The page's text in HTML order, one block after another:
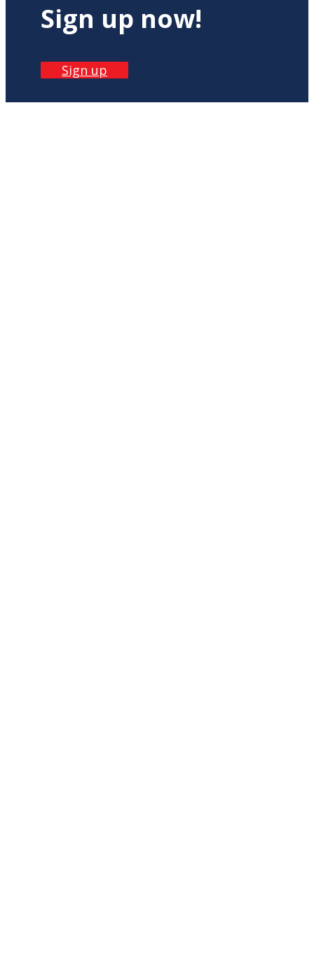
Sign up now!
Sign up